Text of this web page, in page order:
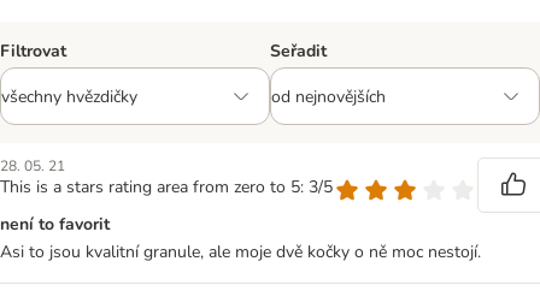
Filtrovat Seřadit
28. 05. 21
This is a stars rating area from zero to 5: 3/5
není to favorit
Asi to jsou kvalitní granule, ale moje dvě kočky o ně moc nestojí.